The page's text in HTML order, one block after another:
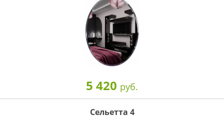
5 420 руб.
Сельетта 4